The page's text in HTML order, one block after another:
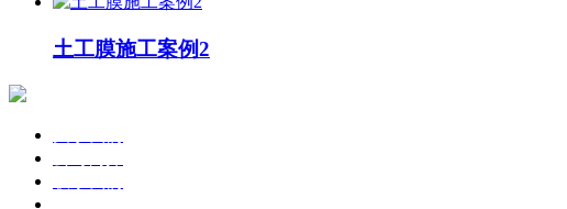
土工膜施工案例2